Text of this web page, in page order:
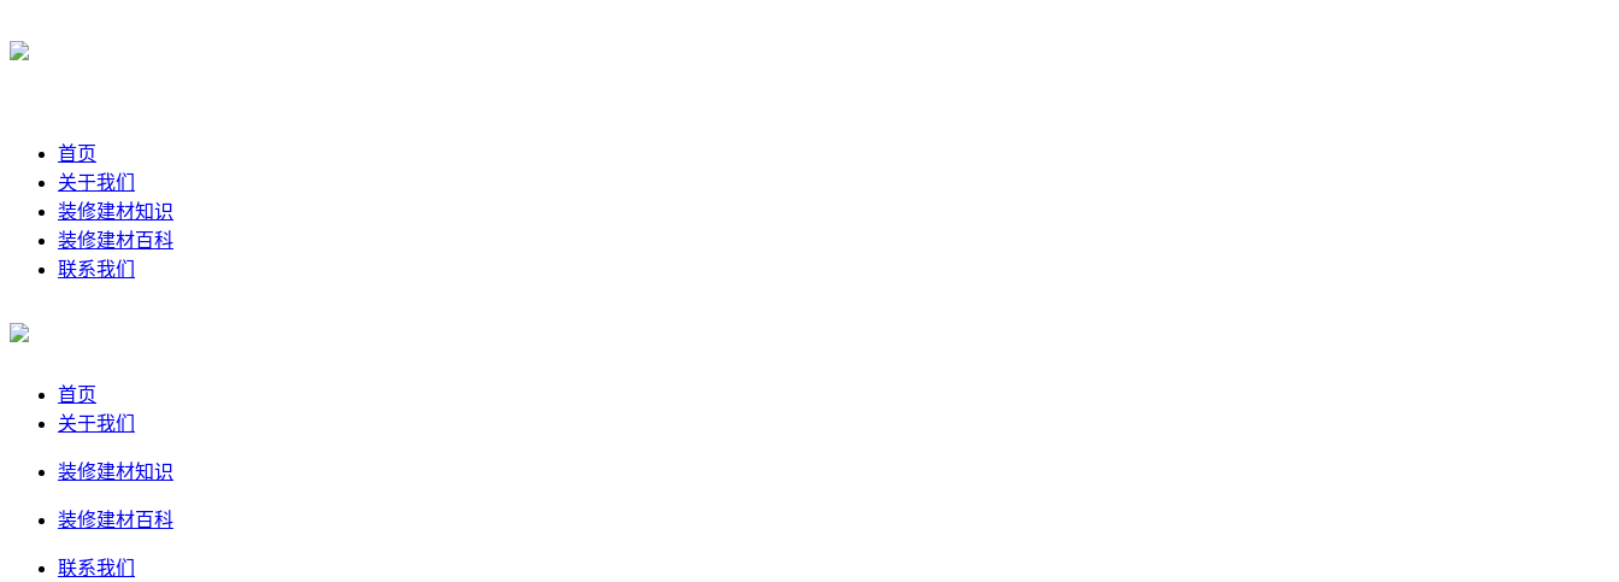
首页
关于我们
装修建材知识
装修建材百科
联系我们
首页
关于我们
装修建材知识
装修建材百科
联系我们